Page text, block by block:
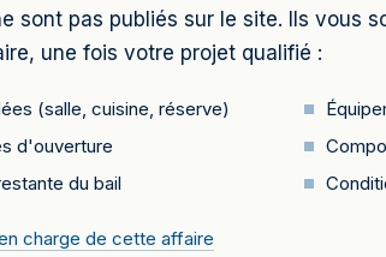
sont pas publiés sur le site. Ils vous
une fois votre projet qualifié :
(salle, cuisine, réserve)
d'ouverture
du bail
charge de cette affaire